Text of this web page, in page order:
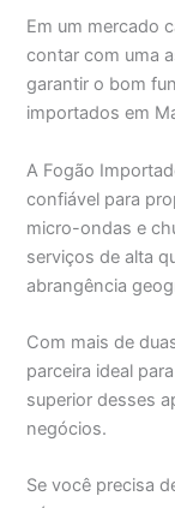
Em um mercado
contar com uma
garantir o bom
importados em
A Fogão
confiável para
micro-ondas e
serviços de alta
abrangência
Com mais de
parceira ideal
superior desses
negócios.
Se você precisa